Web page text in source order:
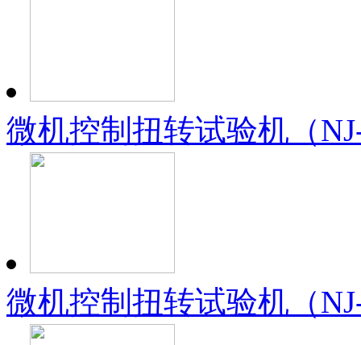
微机控制扭转试验机（
微机控制扭转试验机（